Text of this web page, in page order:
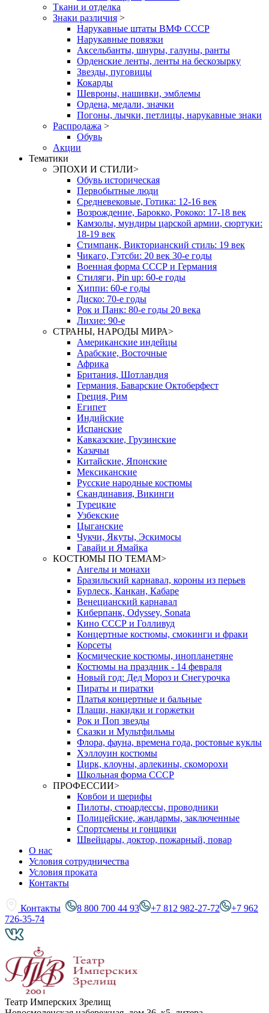
Ткани и отделка
Знаки различия >
Нарукавные штаты ВМФ СССР
Нарукавные повязки
Аксельбанты, шнуры, галуны, ранты
Орденские ленты, ленты на бескозырку
Звезды, пуговицы
Кокарды
Шевроны, нашивки, эмблемы
Ордена, медали, значки
Погоны, лычки, петлицы, нарукавные знаки
Распродажа >
Обувь
Акции
Тематики
ЭПОХИ И СТИЛИ>
Обувь историческая
Первобытные люди
Средневековые, Готика: 12-16 век
Возрождение, Барокко, Рококо: 17-18 век
Камзолы, мундиры царской армии, сюртуки:
18-19 век
Стимпанк, Викторианский стиль: 19 век
Чикаго, Гэтсби: 20 век 30-е годы
Военная форма СССР и Германия
Стиляги, Pin up: 60-е годы
Хиппи: 60-е годы
Диско: 70-е годы
Рок и Панк: 80-е годы 20 века
Лихие: 90-е
СТРАНЫ, НАРОДЫ МИРА>
Американские индейцы
Арабские, Восточные
Африка
Британия, Шотландия
Германия, Баварские Октоберфест
Греция, Рим
Египет
Индийские
Испанские
Кавказские, Грузинские
Казачьи
Китайские, Японские
Мексиканские
Русские народные костюмы
Скандинавия, Викинги
Турецкие
Узбекские
Цыганские
Чукчи, Якуты, Эскимосы
Гавайи и Ямайка
КОСТЮМЫ ПО ТЕМАМ>
Ангелы и монахи
Бразильский карнавал, короны из перьев
Бурлеск, Канкан, Кабаре
Венецианский карнавал
Киберпанк, Odyssey, Sonata
Кино СССР и Голливуд
Концертные костюмы, смокинги и фраки
Корсеты
Космические костюмы, инопланетяне
Костюмы на праздник - 14 февраля
Новый год: Дед Мороз и Снегурочка
Пираты и пиратки
Платья концертные и бальные
Плащи, накидки и горжетки
Рок и Поп звезды
Сказки и Мультфильмы
Флора, фауна, времена года, ростовые куклы
Хэллоуин костюмы
Цирк, клоуны, арлекины, скоморохи
Школьная форма СССР
ПРОФЕССИИ>
Ковбои и шерифы
Пилоты, стюардессы, проводники
Полицейские, жандармы, заключенные
Спортсмены и гонщики
Швейцары, доктор, пожарный, повар
О нас
Условия сотрудничества
Условия проката
Контакты
Контакты 8 800 700 44 93 +7 812 982-27-72
+7 962
726-35-74
Театр Имперских Зрелищ